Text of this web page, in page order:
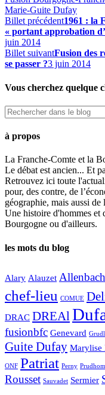
Marie-Guite Dufay
Billet précédent1961 : la
« portant approbation
juin 2014
Billet suivantFusion des
se passer ?3 juin 2014
Vous cherchez quelque
à propos
La Franche-Comte et la
Le débat est ancien... Et
Retrouvez ici toute
pour, des contre, de
géographie, mais aussi de
Une histoire d'hommes et
Bourgogne ou d'ailleurs.
les mots du blog
Alary Alauzet Allenbach
chef-lieu COMUE
DRAC DREAl
fusionbfc Genevard
Guite Dufay Marylise
ONF Patriat Perny
Rousset Sauvadet Sermier